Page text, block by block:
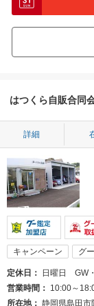
はつくら自販合同
詳細
キャンペーン グ
定休日
日曜日 GW
営業時間
10:00～
所在地
静岡県島田市